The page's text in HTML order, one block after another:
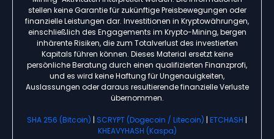
stellen keine Garantie für zukünftige Preisbewegungen oder
finanzielle Leistungen dar. Investitionen in Kryptowährungen,
einschließlich des Engagements im Krypto-Mining, bergen
inhärente Risiken, die zum Totalverlust des investierten
Kapitals führen können. Dieses Material ersetzt keine
persönliche Beratung durch einen qualifizierten Finanzprofi,
und es wird keine Haftung für Ungenauigkeiten,
Auslassungen oder daraus resultierende finanzielle Verluste
übernommen.
SHA 256 (Bitcoin) | SCRYPT (Dogecoin / Litecoin) | ETCHASH |
KHEAVYHASH (Kaspa)